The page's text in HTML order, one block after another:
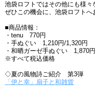
池袋ロフトではその他にも様々
ぜひこの機会に、池袋ロフトへ
■商品情報：
・tenu 770円
・手ぬぐい 1,210円/1,320円
・和晒ガーゼ手ぬぐい 1,870円
※すべて税込価格
◇夏の風物詩ご紹介 第3弾
「伊と幸」扇子と和雑貨